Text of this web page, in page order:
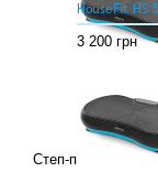
платформа
PX200
5 917 грн
HouseFit HS
3 200 грн
Степ-платформы